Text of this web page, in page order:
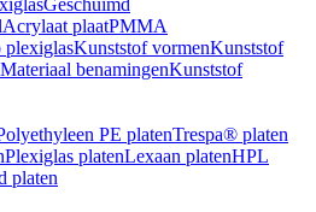
Geschuimd
Acrylaat plaatPMMA
plexiglasKunststof vormenKunststof
Materiaal benamingenKunststof
PE platenTrespa® platen
Plexiglas platenLexaan platenHPL
platen